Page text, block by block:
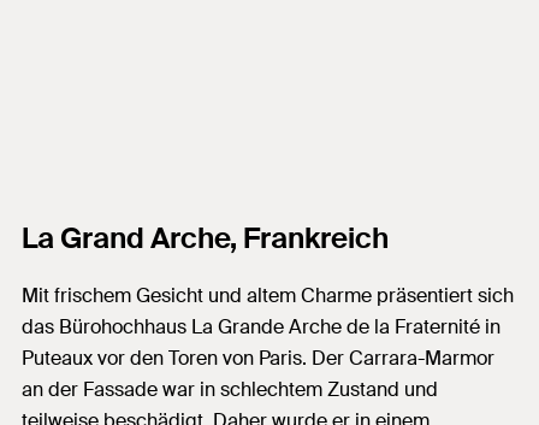
La Grand Arche, Frankreich
Mit frischem Gesicht und altem Charme präsentiert sich
das Bürohochhaus La Grande Arche de la Fraternité in
Puteaux vor den Toren von Paris. Der Carrara-Marmor
an der Fassade war in schlechtem Zustand und